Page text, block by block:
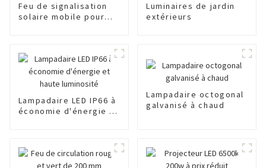
Feu de signalisation
solaire mobile pour
Luminaires de jardin
extérieurs
Lampadaire LED IP66 à
économie d'énergie et
Lampadaire octogonal
galvanisé à chaud